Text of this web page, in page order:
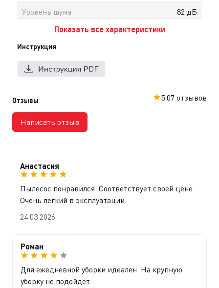
Уровень шума
82 дБ
Показать все характеристики
Инструкция
Отзывы
Написать отзыв
5.07 отзывов
Анастасия
Пылесос понравился. Соответствует своей цене.
Очень легкий в эксплуатации.
24.03.2026
Роман
Для ежедневной уборки идеален. На крупную
уборку не подойдёт.